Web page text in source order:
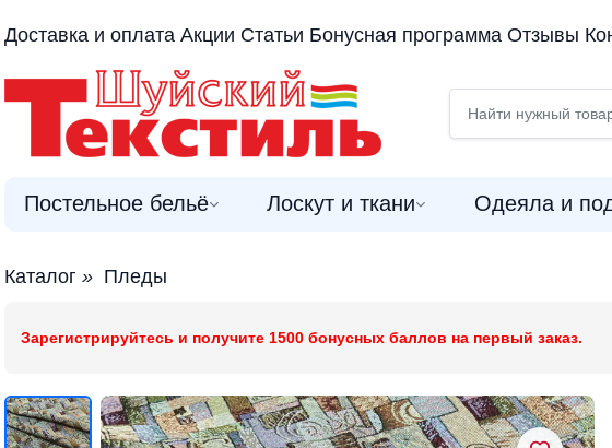
Доставка и оплата Акции Статьи Бонусная программа Отзывы
Постельное бельё Лоскут и ткани Одеяла и
Каталог » Пледы
Зарегистрируйтесь и получите 1500 бонусных баллов на первый заказ.